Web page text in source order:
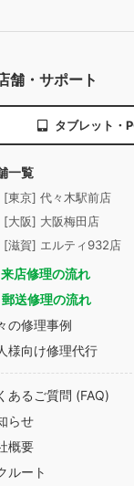
舗・サポート
タブレット・
一覧
[東京] 代々木駅前店
[大阪] 大阪梅田店
[滋賀] エルティ932店
店修理の流れ
郵送修理の流れ
の修理事例
様向け修理代行
あるご質問 (FAQ)
らせ
概要
ルート